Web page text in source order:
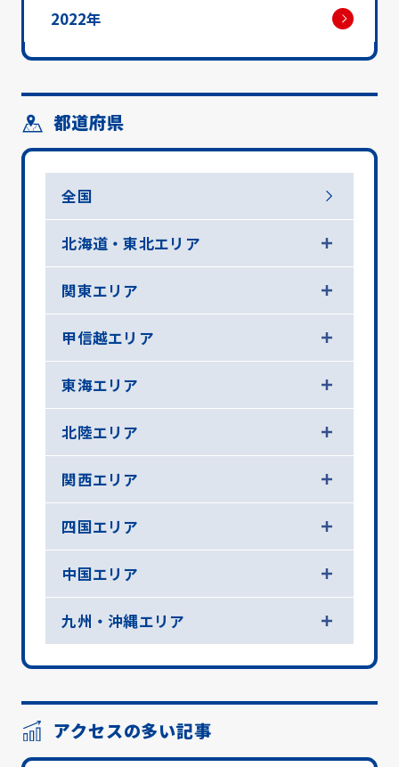
2022年
都道府県
全国
北海道・東北エリア
関東エリア
甲信越エリア
東海エリア
北陸エリア
関西エリア
四国エリア
中国エリア
九州・沖縄エリア
アクセスの多い記事